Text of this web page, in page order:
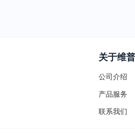
关于维普
公司介绍
产品服务
联系我们